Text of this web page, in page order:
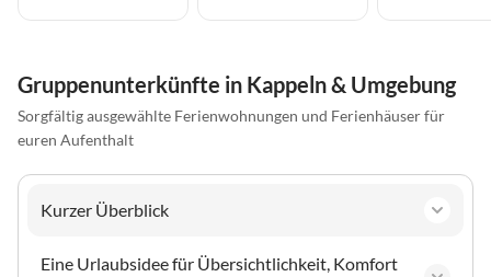
Gruppenunterkünfte in Kappeln & Umgebung
Sorgfältig ausgewählte Ferienwohnungen und Ferienhäuser für
euren Aufenthalt
Kurzer Überblick
Eine Urlaubsidee für Übersichtlichkeit, Komfort